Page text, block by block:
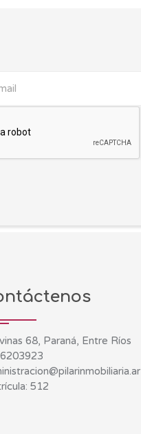
68, Paraná, Entre Ríos
512